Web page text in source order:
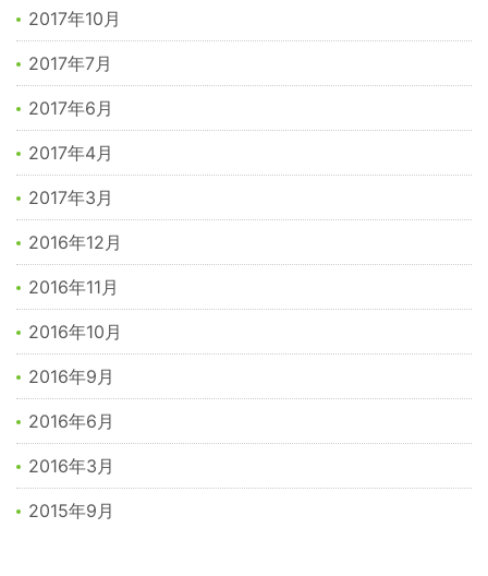
2017年10月
2017年7月
2017年6月
2017年4月
2017年3月
2016年12月
2016年11月
2016年10月
2016年9月
2016年6月
2016年3月
2015年9月